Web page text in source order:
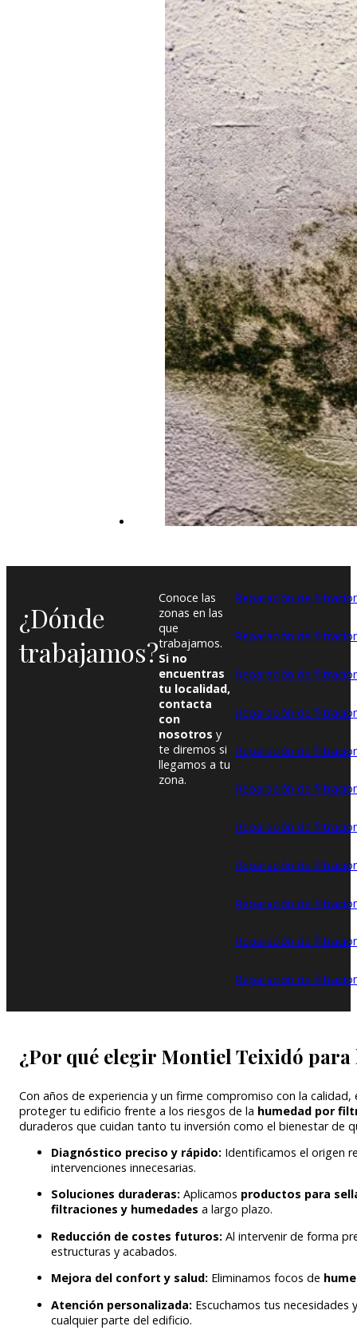
¿Dónde
trabajamos?
Conoce las
zonas en las
que
trabajamos.
Si no
encuentras
tu localidad,
contacta
con
nosotros y
te diremos si
llegamos a tu
zona.
Reparación de
Reparación de
Reparación de
Reparación de
Reparación de
Reparación de
Reparación de
Reparación de
Reparación de
Reparación de
Reparación de
¿Por qué elegir Montiel Teixidó
Con años de experiencia y un firme compromiso con la calidad,
proteger tu edificio frente a los riesgos de la humedad por
duraderos que cuidan tanto tu inversión como el bienestar de
Diagnóstico preciso y rápido: Identificamos el origen
intervenciones innecesarias.
Soluciones duraderas: Aplicamos productos para
filtraciones y humedades a largo plazo.
Reducción de costes futuros: Al intervenir de forma
estructuras y acabados.
Mejora del confort y salud: Eliminamos focos de
Atención personalizada: Escuchamos tus
cualquier parte del edificio.